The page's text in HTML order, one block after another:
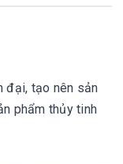
đại, tạo nên sản
phẩm thủy tinh